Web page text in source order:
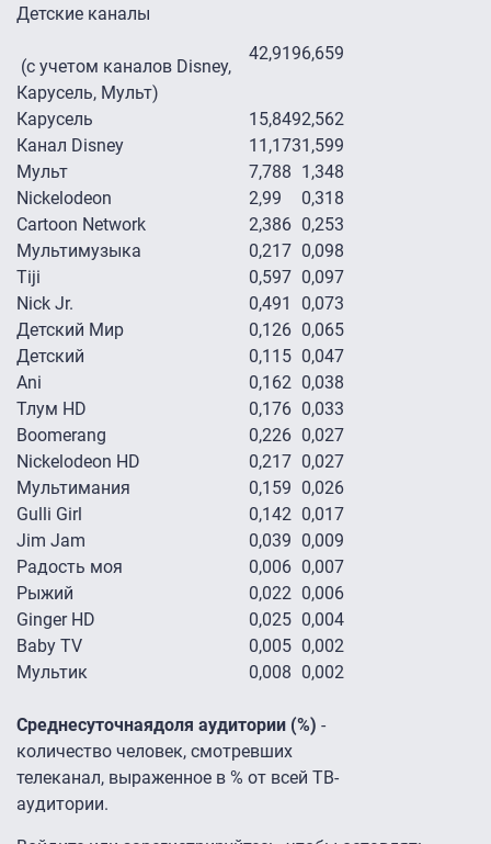
Детские каналы
(с учетом каналов Disney,
Карусель, Мульт)
42,9196,659
Карусель 15,8492,562
Канал Disney
11,1731,599
Мульт
7,788 1,348
Nickelodeon
2,99
0,318
Cartoon Network
2,386 0,253
Мультимузыка
0,217 0,098
Tiji
0,597 0,097
Nick Jr.
0,491
0,073
Детский Мир
0,126 0,065
Детский
0,115 0,047
Ani
0,162 0,038
Тлум HD
0,176 0,033
Boomerang
0,226 0,027
Nickelodeon HD
0,217 0,027
Мультимания
0,159 0,026
Gulli Girl
0,142 0,017
Jim Jam
0,039 0,009
Радость моя
0,006 0,007
Рыжий
0,022 0,006
Ginger HD
0,025 0,004
Baby TV
0,005 0,002
Мультик
0,008 0,002
Среднесуточнаядоля аудитории (%) -
количество человек, смотревших
телеканал, выраженное в % от всей ТВ-
аудитории.